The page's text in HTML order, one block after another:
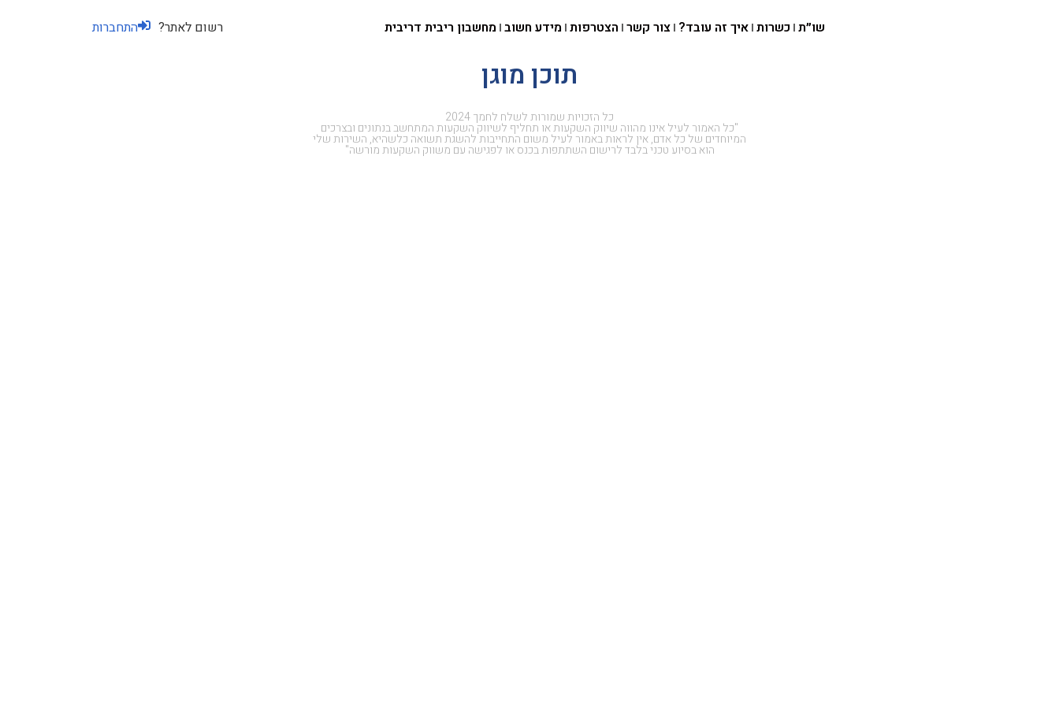
שו״ת כשרות איך זה עובד? צור קשר הצטרפות מידע חשוב מחשבון ריבית דריבית רשום לאתר? התחברות
תוכן מוגן
כל הזכויות שמורות לשלח לחמך 2024
"כל האמור לעיל אינו מהווה שיווק השקעות או תחליף לשיווק השקעות המתחשב בנתונים ובצרכים
המיוחדים של כל אדם, אין לראות באמור לעיל משום התחייבות להשגת תשואה כלשהיא, השירות שלי
הוא בסיוע טכני בלבד לרישום השתתפות בכנס או לפגישה עם משווק השקעות מורשה"